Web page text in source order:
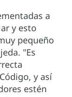
a
y esto
pequeño
"Es
y así
estén